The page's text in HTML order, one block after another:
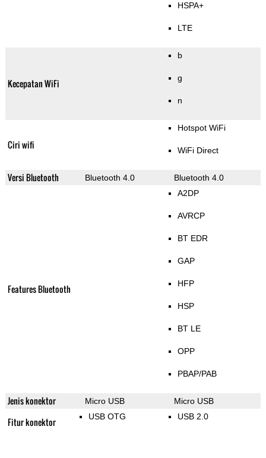
HSPA+
LTE
Kecepatan WiFi
b
g
n
Ciri wifi
Hotspot WiFi
WiFi Direct
Versi Bluetooth Bluetooth 4.0 Bluetooth 4.0
Features Bluetooth
A2DP
AVRCP
BT EDR
GAP
HFP
HSP
BT LE
OPP
PBAP/PAB
Jenis konektor Micro USB Micro USB
Fitur konektor USB OTG USB 2.0